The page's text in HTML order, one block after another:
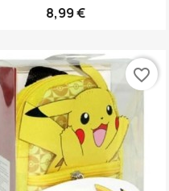
8,99 €
favorite_border